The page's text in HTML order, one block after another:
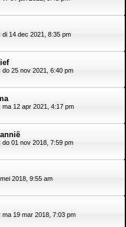
di 14 dec 2021, 8:35 pm
do 25 nov 2021, 6:40 pm
ma 12 apr 2021, 4:17 pm
do 01 nov 2018, 7:59 pm
2018, 9:55 am
ma 19 mar 2018, 7:03 pm